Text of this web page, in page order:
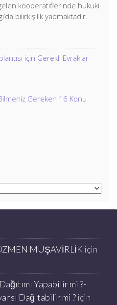
kooperatiflerinde hukuki
bilirkişilik yapmaktadır.
için Gerekli Evraklar
Gereken 16 Konu
MÜŞAVİRLİK için
Yapabilir mi ?-
Dağıtabilir mi ?için